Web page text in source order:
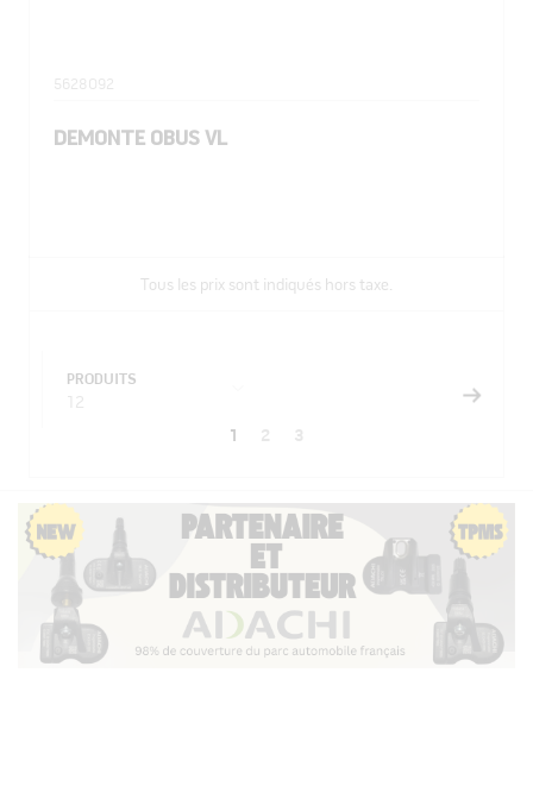
5628092
DEMONTE OBUS VL
Tous les prix sont indiqués hors taxe.
PRODUITS
12
Page
Vous
1 Page
2 Page
3